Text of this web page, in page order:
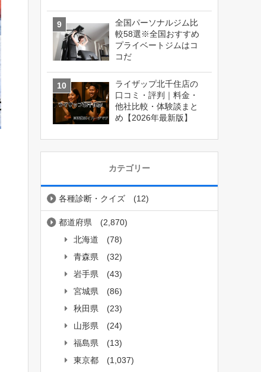
全国パーソナルジム比
較58選※全国おすすめ
プライベートジムはコ
コだ
ライザップ北千住店の
口コミ・評判｜料金・
他社比較・体験談まと
め【2026年最新版】
カテゴリー
各種診断・クイズ (12)
都道府県
(2,870)
北海道
(78)
青森県
(32)
岩手県
(43)
宮城県
(86)
秋田県
(23)
山形県
(24)
福島県
(13)
東京都
(1,037)